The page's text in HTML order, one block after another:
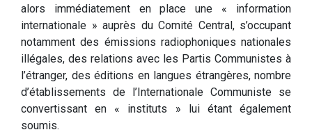
alors immédiatement en place une « information
internationale » auprès du Comité Central, s’occupant
notamment des émissions radiophoniques nationales
illégales, des relations avec les Partis Communistes à
l’étranger, des éditions en langues étrangères, nombre
d’établissements de l’Internationale Communiste se
convertissant en « instituts » lui étant également
soumis.